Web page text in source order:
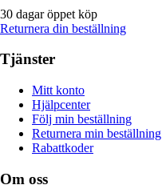
30 dagar öppet köp
Returnera din beställning
Tjänster
Mitt konto
Hjälpcenter
Följ min beställning
Returnera min beställning
Rabattkoder
Om oss